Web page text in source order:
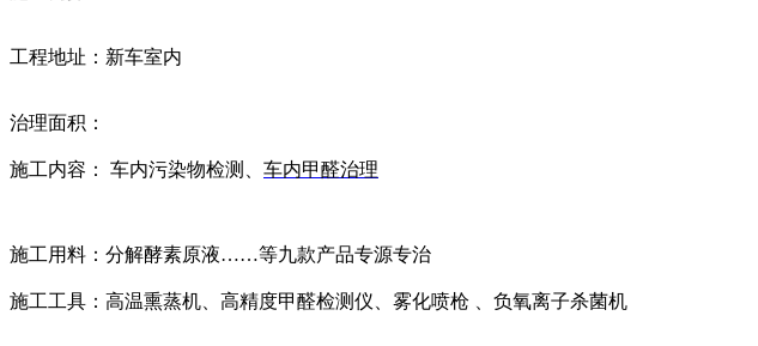
工程地址：新车室内
治理面积：
施工内容： 车内污染物检测、 车内甲醛治理
施工用料：分解酵素原液……等九款产品专源专治
施工工具：高温熏蒸机、高精度甲醛检测仪、雾化喷枪 、负氧离子杀菌机